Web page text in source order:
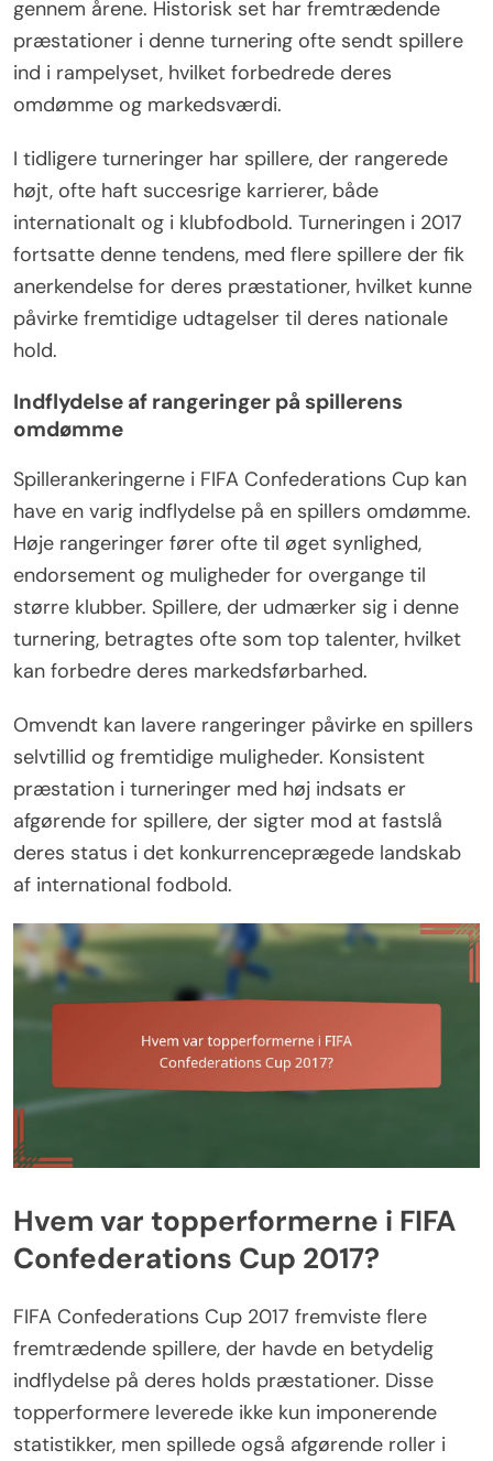
gennem årene. Historisk set har fremtrædende
præstationer i denne turnering ofte sendt spillere
ind i rampelyset, hvilket forbedrede deres
omdømme og markedsværdi.
I tidligere turneringer har spillere, der rangerede
højt, ofte haft succesrige karrierer, både
internationalt og i klubfodbold. Turneringen i 2017
fortsatte denne tendens, med flere spillere der fik
anerkendelse for deres præstationer, hvilket kunne
påvirke fremtidige udtagelser til deres nationale
hold.
Indflydelse af rangeringer på spillerens
omdømme
Spillerankeringerne i FIFA Confederations Cup kan
have en varig indflydelse på en spillers omdømme.
Høje rangeringer fører ofte til øget synlighed,
endorsement og muligheder for overgange til
større klubber. Spillere, der udmærker sig i denne
turnering, betragtes ofte som top talenter, hvilket
kan forbedre deres markedsførbarhed.
Omvendt kan lavere rangeringer påvirke en spillers
selvtillid og fremtidige muligheder. Konsistent
præstation i turneringer med høj indsats er
afgørende for spillere, der sigter mod at fastslå
deres status i det konkurrenceprægede landskab
af international fodbold.
Hvem var topperformerne i FIFA
Confederations Cup 2017?
FIFA Confederations Cup 2017 fremviste flere
fremtrædende spillere, der havde en betydelig
indflydelse på deres holds præstationer. Disse
topperformere leverede ikke kun imponerende
statistikker, men spillede også afgørende roller i